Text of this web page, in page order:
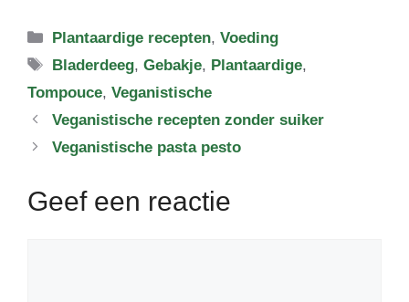
Categorieën
Plantaardige recepten,Voeding
Tags
Bladerdeeg,Gebakje, Plantaardige,
Tompouce, Veganistische
Veganistische recepten zonder suiker
Veganistische pasta pesto
Geef een reactie